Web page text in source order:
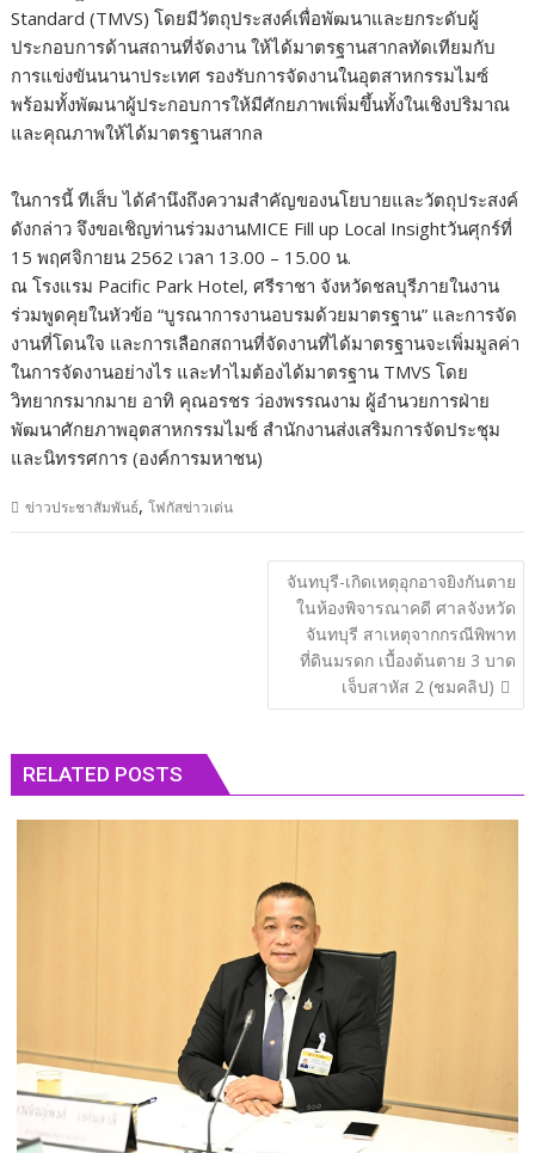
Standard (TMVS) โดยมีวัตถุประสงค์เพื่อพัฒนาและยกระดับผู้
ประกอบการด้านสถานที่จัดงาน ให้ได้มาตรฐานสากลทัดเทียมกับ
การแข่งขันนานาประเทศ รองรับการจัดงานในอุตสาหกรรมไมซ์
พร้อมทั้งพัฒนาผู้ประกอบการให้มีศักยภาพเพิ่มขึ้นทั้งในเชิงปริมาณ
และคุณภาพให้ได้มาตรฐานสากล
ในการนี้ ทีเส็บ ได้คำนึงถึงความสำคัญของนโยบายและวัตถุประสงค์
ดังกล่าว จึงขอเชิญท่านร่วมงานMICE Fill up Local Insightวันศุกร์ที่
15 พฤศจิกายน 2562 เวลา 13.00 – 15.00 น.
ณ โรงแรม Pacific Park Hotel, ศรีราชา จังหวัดชลบุรีภายในงาน
ร่วมพูดคุยในหัวข้อ “บูรณาการงานอบรมด้วยมาตรฐาน” และการจัด
งานที่โดนใจ และการเลือกสถานที่จัดงานที่ได้มาตรฐานจะเพิ่มมูลค่า
ในการจัดงานอย่างไร และทำไมต้องได้มาตรฐาน TMVS โดย
วิทยากรมากมาย อาทิ คุณอรชร ว่องพรรณงาม ผู้อำนวยการฝ่าย
พัฒนาศักยภาพอุตสาหกรรมไมซ์ สำนักงานส่งเสริมการจัดประชุม
และนิทรรศการ (องค์การมหาชน)
ข่าวประชาสัมพันธ์,โฟกัสข่าวเด่น
จันทบุรี-เกิดเหตุอุกอาจยิงกันตาย
ในห้องพิจารณาคดี ศาลจังหวัด
จันทบุรี สาเหตุจากกรณีพิพาท
ที่ดินมรดก เบื้องต้นตาย 3 บาด
เจ็บสาหัส 2 (ชมคลิป)
RELATED POSTS